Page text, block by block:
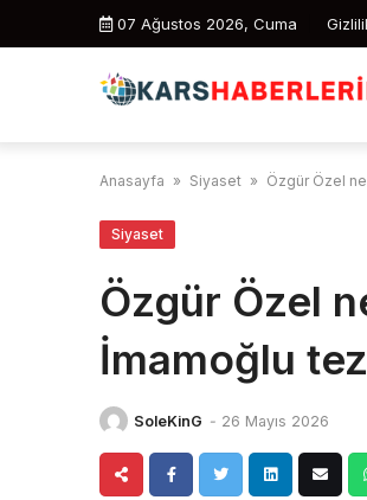
07 Ağustos 2026, Cuma
Anasayfa » Siyaset » Özgür Özel
Siyaset
Özgür Özel
İmamoğlu
SoleKinG - 26 Mayıs 2026